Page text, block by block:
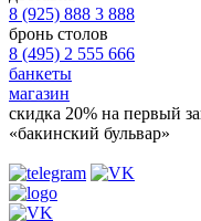
8 (925) 888 3 888
бронь столов
8 (495) 2 555 666
банкеты
магазин
скидка 20% на первый
«бакинский бульвар»